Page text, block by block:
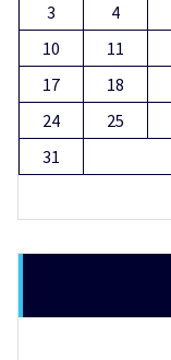
3
4
10
11
17
18
24
25
31